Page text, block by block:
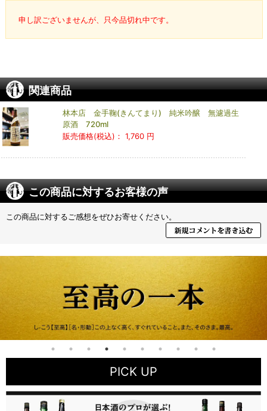
申し訳ございませんが、只今品切れ中です。
関連商品
林本店 金手鞠(きんてまり) 純米吟醸 無濾過生
原酒 720ml
販売価格(税込)： 1,760 円
この商品に対するお客様の声
この商品に対するご感想をぜひお寄せください。
PICK UP